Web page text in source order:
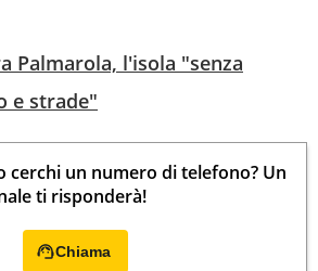
Palmarola, l'isola "senza
e strade"
cerchi un numero di telefono? Un
ti risponderà!
Chiama